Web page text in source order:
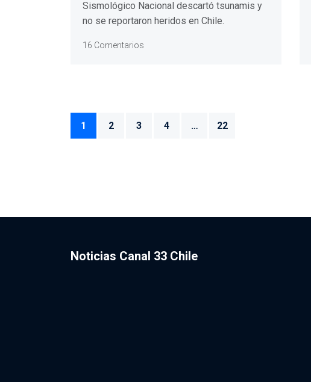
Sismológico Nacional descartó tsunamis y
no se reportaron heridos en Chile.
16 Comentarios
1 2 3 4 … 22
Noticias Canal 33 Chile